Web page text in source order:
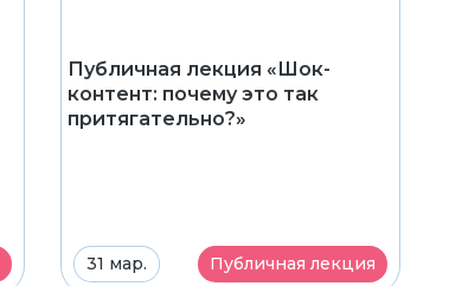
Публичная лекция «Шок-
контент: почему это так
притягательно?»
31 мар. Публичная лекция